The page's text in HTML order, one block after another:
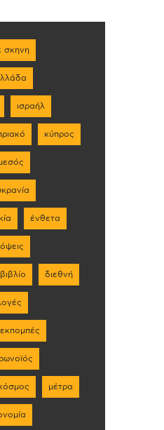
σκηνη
ισραήλ
κύπρος
ένθετα
βιβλίο διεθνή
εκπομπές
μέτρα